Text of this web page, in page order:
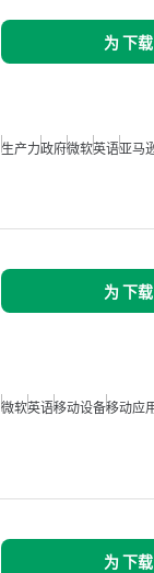
为 下载
生产力政府微软英语亚马
为 下载
微软英语移动设备移动应
为 下载